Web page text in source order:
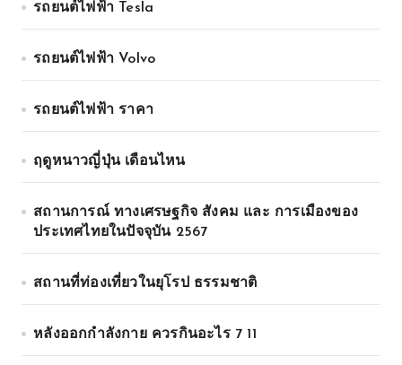
รถยนต์ไฟฟ้า Tesla
รถยนต์ไฟฟ้า Volvo
รถยนต์ไฟฟ้า ราคา
ฤดูหนาวญี่ปุ่น เดือนไหน
สถานการณ์ ทางเศรษฐกิจ สังคม และ การเมืองของ
ประเทศไทยในปัจจุบัน 2567
สถานที่ท่องเที่ยวในยุโรป ธรรมชาติ
หลังออกกําลังกาย ควรกินอะไร 7 11